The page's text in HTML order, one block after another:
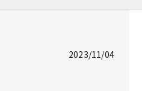
2023/11/04